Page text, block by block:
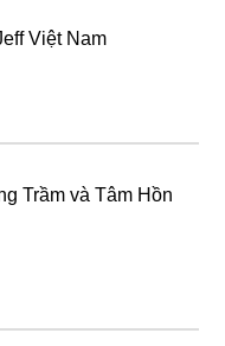
Việt Nam
Trầm và Tâm Hồn